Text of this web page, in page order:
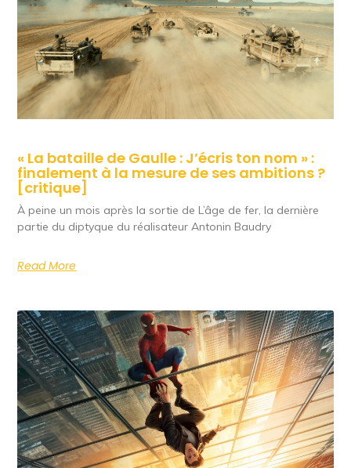
« La bataille de Gaulle : J’écris ton nom » :
finalement à la mesure de ses ambitions ?
[critique]
À peine un mois après la sortie de L’âge de fer, la dernière
partie du diptyque du réalisateur Antonin Baudry
Read More